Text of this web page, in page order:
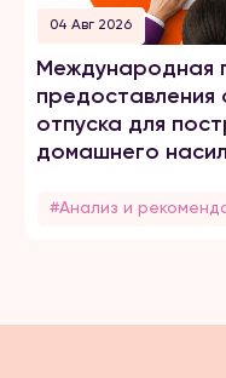
04 Авг 2026
Международная
предоставления
отпуска для
домашнего
#Анализ и